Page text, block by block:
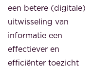
een betere (digitale)
uitwisseling van
informatie een
effectiever en
efficiënter toezicht